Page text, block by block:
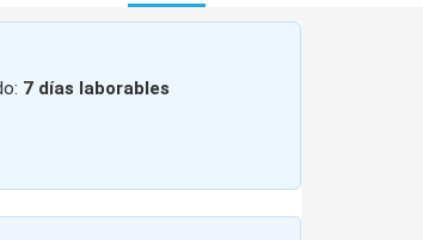
7 días laborables